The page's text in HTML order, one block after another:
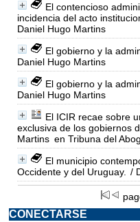
El contencioso
incidencia del acto
Daniel Hugo Martins
El gobierno y la
Daniel Hugo Martins
El gobierno y la
Daniel Hugo Martins
El ICIR recae sobre
exclusiva de los gobiernos
Martins en Tribuna del
El municipio
Occidente y del Uruguay. /
CONECTARSE